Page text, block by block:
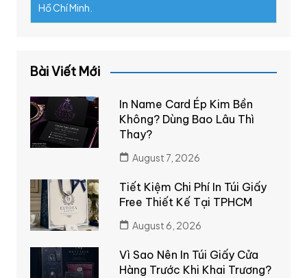
Hồ Chí Minh.
Bài Viết Mới
In Name Card Ép Kim Bền
Không? Dùng Bao Lâu Thì
Thay?
August 7, 2026
Tiết Kiệm Chi Phí In Túi Giấy
Free Thiết Kế Tại TPHCM
August 6, 2026
Vì Sao Nên In Túi Giấy Cửa
Hàng Trước Khi Khai Trương?